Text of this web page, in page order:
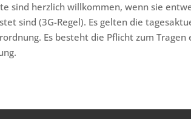
sind herzlich willkommen, wenn sie
sind (3G-Regel). Es gelten die
Es besteht die Pflicht zum Tragen